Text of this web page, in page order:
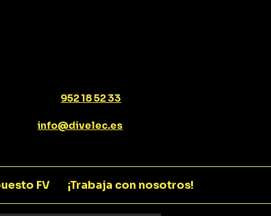
952 18 52 33
info@divelec.es
FV ¡Trabaja con nosotros!